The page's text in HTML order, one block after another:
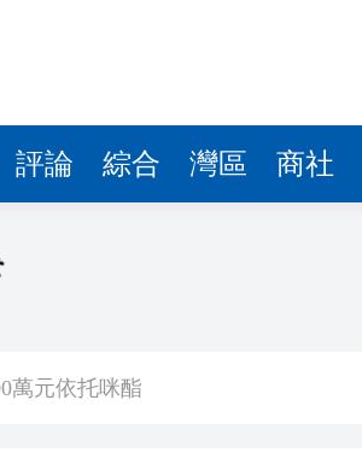
評論 綜合 灣區 商社
萬元依托咪酯